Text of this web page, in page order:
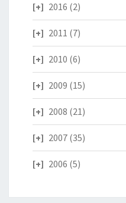
2016 (2)
2011 (7)
2010 (6)
2009 (15)
2008 (21)
2007 (35)
2006 (5)